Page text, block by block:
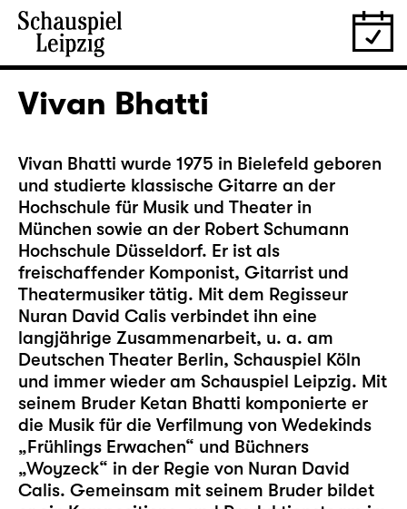
Vivan Bhatti
Vivan Bhatti wurde 1975 in Bielefeld geboren
und studierte klassische Gitarre an der
Hochschule für Musik und Theater in
München sowie an der Robert Schumann
Hochschule Düsseldorf. Er ist als
freischaffender Komponist, Gitarrist und
Theatermusiker tätig. Mit dem Regisseur
Nuran David Calis verbindet ihn eine
langjährige Zusammenarbeit, u. a. am
Deutschen Theater Berlin, Schauspiel Köln
und immer wieder am Schauspiel Leipzig. Mit
seinem Bruder Ketan Bhatti komponierte er
die Musik für die Verfilmung von Wedekinds
„Frühlings Erwachen“ und Büchners
„Woyzeck“ in der Regie von Nuran David
Calis. Gemeinsam mit seinem Bruder bildet